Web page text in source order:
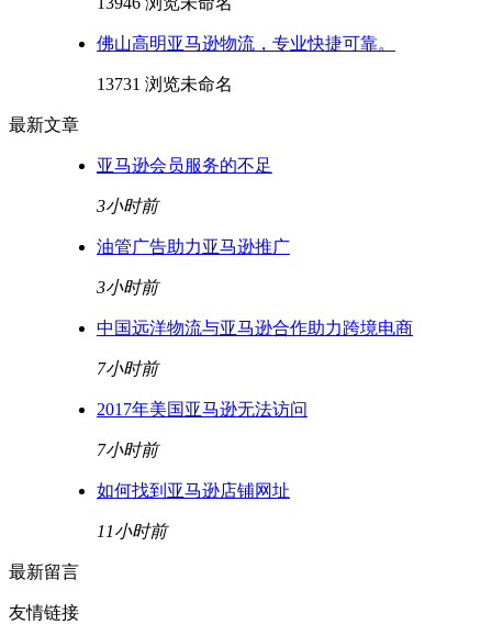
佛山高明亚马逊物流，专业快捷可靠。
13731 浏览未命名
最新文章
亚马逊会员服务的不足
3小时前
油管广告助力亚马逊推广
3小时前
中国远洋物流与亚马逊合作助力跨境电商
7小时前
2017年美国亚马逊无法访问
7小时前
如何找到亚马逊店铺网址
11小时前
最新留言
友情链接